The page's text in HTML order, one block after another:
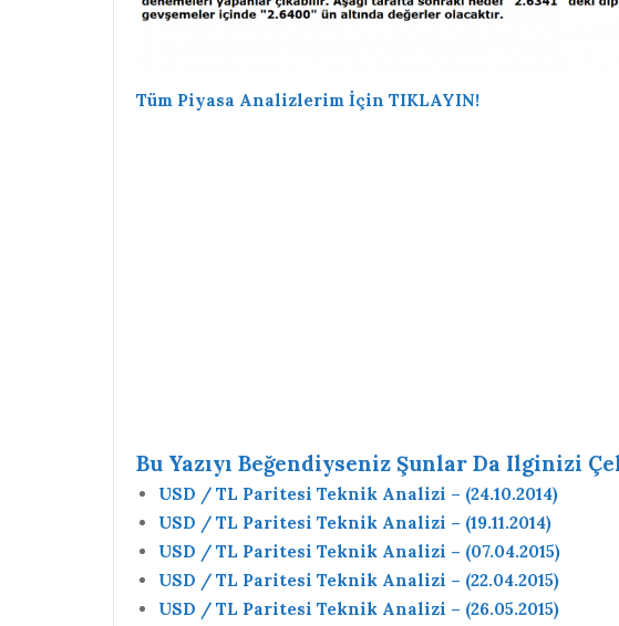
Tüm Piyasa Analizlerim İçin TIKLAYIN!
Bu Yazıyı Beğendiyseniz Şunlar Da Ilginizi
USD / TL Paritesi Teknik Analizi – (24.10.2014)
USD / TL Paritesi Teknik Analizi – (19.11.2014)
USD / TL Paritesi Teknik Analizi – (07.04.2015)
USD / TL Paritesi Teknik Analizi – (22.04.2015)
USD / TL Paritesi Teknik Analizi – (26.05.2015)